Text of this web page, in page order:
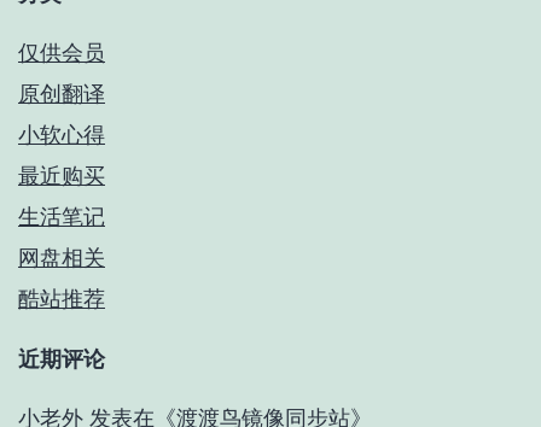
仅供会员
原创翻译
小软心得
最近购买
生活笔记
网盘相关
酷站推荐
近期评论
小老外 发表在《渡渡鸟镜像同步站》